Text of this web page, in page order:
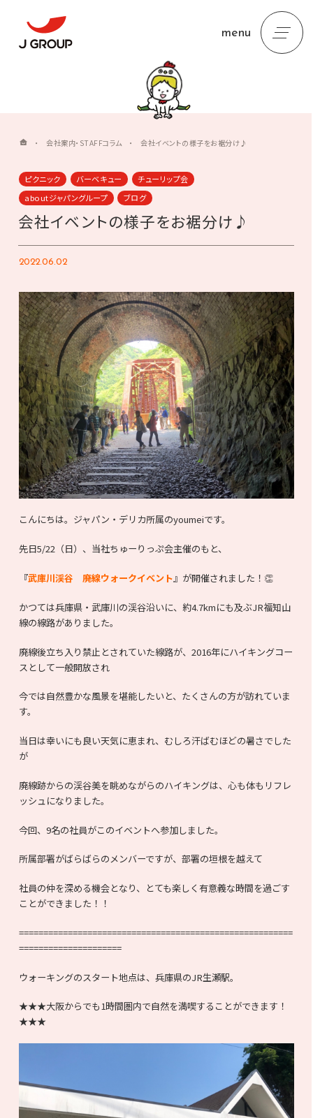
menu
・会社案内・STAFFコラム ・会社イベントの様子をお裾分け♪
ピクニック バーベキュー
チューリップ会
aboutジャパングループ
ブログ
会社イベントの様子をお裾分け♪
2022.06.02
こんにちは。ジャパン・デリカ所属のyoumeiです。
先日5/22（日）、当社ちゅーりっぷ会主催のもと、
『武庫川渓谷 廃線ウォークイベント』が開催されました！👏
かつては兵庫県・武庫川の渓谷沿いに、約4.7kmにも及ぶJR福知山
線の線路がありました。
廃線後立ち入り禁止とされていた線路が、2016年にハイキングコー
スとして一般開放され
今では自然豊かな風景を堪能したいと、たくさんの方が訪れていま
す。
当日は幸いにも良い天気に恵まれ、むしろ汗ばむほどの暑さでした
が
廃線跡からの渓谷美を眺めながらのハイキングは、心も体もリフレ
ッシュになりました。
今回、9名の社員がこのイベントへ参加しました。
所属部署がばらばらのメンバーですが、部署の垣根を越えて
社員の仲を深める機会となり、とても楽しく有意義な時間を過ごす
ことができました！！
========================================================
=====================
ウォーキングのスタート地点は、兵庫県のJR生瀬駅。
★★★大阪からでも1時間圏内で自然を満喫することができます！
★★★